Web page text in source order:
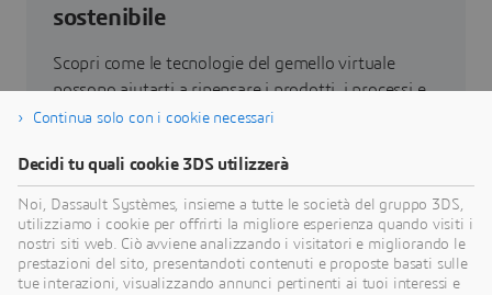
sostenibile
Scopri come le tecnologie del gemello virtuale
possono aiutarti a ripensare i prodotti, i processi e
persino i modelli di business per realizzare
Vai alla sostenibilità
Continua solo con i cookie necessari
Decidi tu quali cookie 3DS utilizzerà
Noi, Dassault Systèmes, insieme a tutte le società del gruppo 3DS,
utilizziamo i cookie per offrirti la migliore esperienza quando visiti i
nostri siti web. Ciò avviene analizzando i visitatori e migliorando le
prestazioni del sito, presentandoti contenuti e proposte basati sulle
tue interazioni, visualizzando annunci pertinenti ai tuoi interessi e